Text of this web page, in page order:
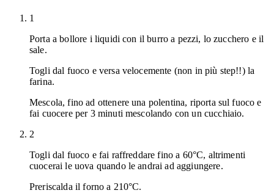
1
Porta a bollore i liquidi con il burro a pezzi, lo zucchero e il
sale.
Togli dal fuoco e versa velocemente (non in più step!!) la
farina.
Mescola, fino ad ottenere una polentina, riporta sul fuoco e
fai cuocere per 3 minuti mescolando con un cucchiaio.
2
Togli dal fuoco e fai raffreddare fino a 60°C, altrimenti
cuocerai le uova quando le andrai ad aggiungere.
Preriscalda il forno a 210°C.